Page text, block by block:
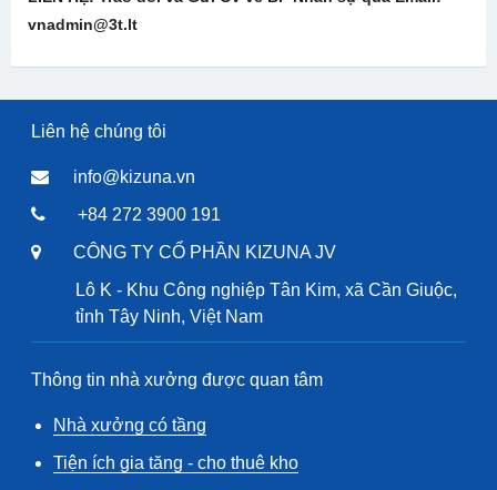
vnadmin@3t.lt
Liên hệ chúng tôi
info@kizuna.vn
+84 272 3900 191
CÔNG TY CỔ PHẦN KIZUNA JV
Lô K - Khu Công nghiệp Tân Kim, xã Cần Giuộc,
tỉnh Tây Ninh, Việt Nam
Thông tin nhà xưởng được quan tâm
Nhà xưởng có tầng
Tiện ích gia tăng - cho thuê kho